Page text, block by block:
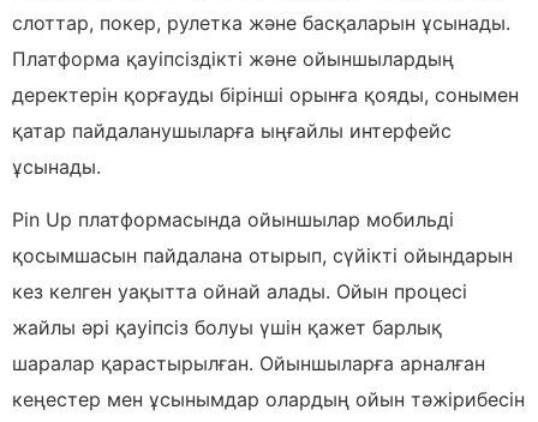
слоттар, покер, рулетка және басқаларын ұсынады.
Платформа қауіпсіздікті және ойыншылардың
деректерін қорғауды бірінші орынға қояды, сонымен
қатар пайдаланушыларға ыңғайлы интерфейс
ұсынады.
Pin Up платформасында ойыншылар мобильді
қосымшасын пайдалана отырып, сүйікті ойындарын
кез келген уақытта ойнай алады. Ойын процесі
жайлы әрі қауіпсіз болуы үшін қажет барлық
шаралар қарастырылған. Ойыншыларға арналған
кеңестер мен ұсынымдар олардың ойын тәжірибесін